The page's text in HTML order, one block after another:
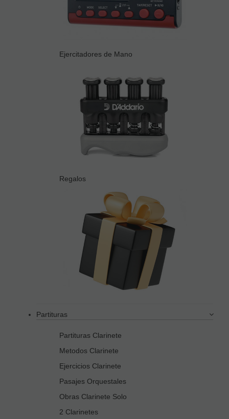
Ejercitadores de Mano
Regalos
Partituras
Partituras Clarinete
Metodos Clarinete
Ejercicios Clarinete
Pasajes Orquestales
Obras Clarinete Solo
2 Clarinetes